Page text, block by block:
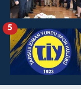
5